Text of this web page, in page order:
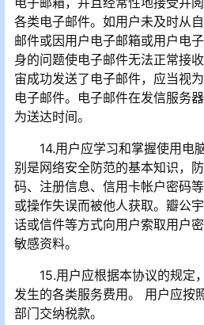
各类电子邮件。如用户未及时从
邮件或因用户电子邮箱或用户电
身的问题使电子邮件无法正常接
宙成功发送了电子邮件，应当视
电子邮件。电子邮件在发信服务
为送达时间。
14.用户应学习和掌握使用电
别是网络安全防范的基本知识，
码、注册信息、信用卡帐户密码
或操作失误而被他人获取。瓣公
话或信件等方式向用户索取用户
敏感资料。
15.用户应根据本协议的规定
发生的各类服务费用。 用户应按
部门交纳税款。